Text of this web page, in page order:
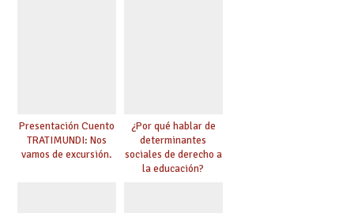
Presentación Cuento
TRATIMUNDI: Nos
vamos de excursión.
¿Por qué hablar de
determinantes
sociales de derecho a
la educación?